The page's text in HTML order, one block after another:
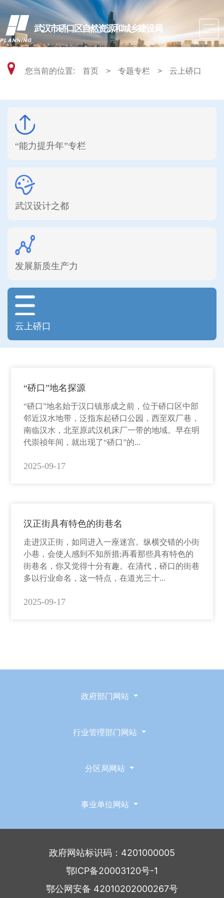
武汉市硚口区自然资源和城乡建设局
您当前的位置: 首页 > 专题专栏 > 云上硚口
“能力提升年”专栏
武汉设计之都
发展新质生产力
云上硚口
“硚口”地名探源
“硚口”地名始于汉口镇形成之前，位于硚口区中部
邻近汉水地带，泛指东起硚口公园，西至双厂巷，
南临汉水，北至原武汉机床厂一带的地域。早在明
代崇祯年间，就出现了“硚口”的...
2025-09-17
汉正街具有特色的街巷名
走进汉正街，如同进入一座迷宫。纵横交错的小街
小巷，会使人感到不知所措;再看那些具有特色的
街巷名，你又觉得十分有趣。在清代，硚口的街巷
多以行业命名，这一特点，在道光三十...
2025-09-17
政府部门网站
行业管理部门网站
分区局网站
事业单位网站
政府网站标识码：4201000005
鄂ICP备20003120号-1
鄂公网安备 42010202000267号